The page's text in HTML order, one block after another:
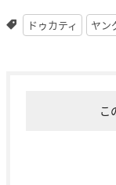
ドゥカティ ヤン
こ